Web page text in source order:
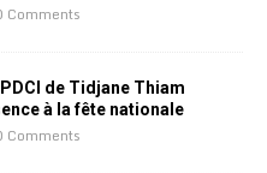
Comments
de Tidjane Thiam
à la fête nationale
Comments